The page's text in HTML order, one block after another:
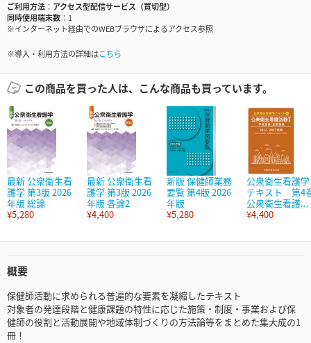
ご利用方法
アクセス型配信サービス（買切型）
同時使用端末数
1
※インターネット経由でのWEBブラウザによるアクセス参照
※導入・利用方法の詳細はこちら
この商品を買った人は、こんな商品も買っています。
最新 公衆衛生看
護学 第3版 2026
年版 総論
¥5,280
最新 公衆衛生看
護学 第3版 2026
年版 各論2
¥4,400
新版 保健師業務
要覧 第4版 2026
年版
¥5,280
公衆衛生看護学
テキスト 第4
公衆衛生看護...
¥4,400
概要
保健師活動に求められる普遍的な要素を凝縮したテキスト
対象者の発達段階と健康課題の特性に応じた施策・制度・事業および保
健師の役割と活動展開や地域体制づくりの方法論等をまとめた集大成の1
冊！